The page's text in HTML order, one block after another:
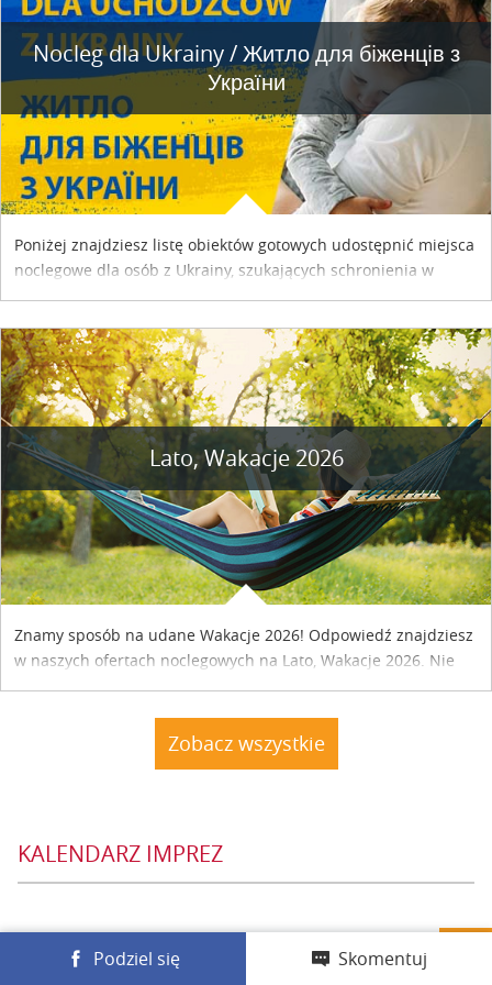
Nocleg dla Ukrainy / Житло для бiженцiв з
України
Poniżej znajdziesz listę obiektów gotowych udostępnić miejsca
noclegowe dla osób z Ukrainy, szukających schronienia w
Lato, Wakacje 2026
Znamy sposób na udane Wakacje 2026! Odpowiedź znajdziesz
w naszych ofertach noclegowych na Lato, Wakacje 2026. Nie
zwlekaj atrakcyjne noclegi czekają...
Zobacz wszystkie
KALENDARZ IMPREZ
Podziel się Skomentuj